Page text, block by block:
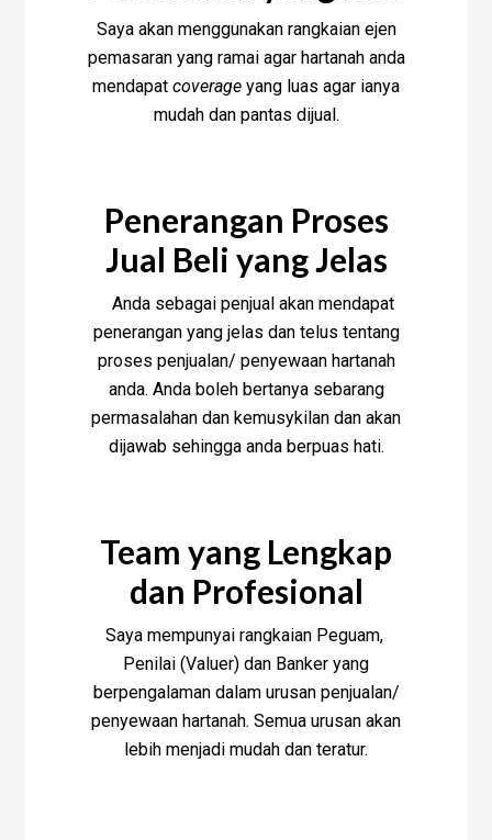
Saya akan menggunakan rangkaian ejen
pemasaran yang ramai agar hartanah anda
mendapat coverage yang luas agar ianya
mudah dan pantas dijual.
Penerangan Proses
Jual Beli yang Jelas
Anda sebagai penjual akan mendapat
penerangan yang jelas dan telus tentang
proses penjualan/ penyewaan hartanah
anda. Anda boleh bertanya sebarang
permasalahan dan kemusykilan dan akan
dijawab sehingga anda berpuas hati.
Team yang Lengkap
dan Profesional
Saya mempunyai rangkaian Peguam,
Penilai (Valuer) dan Banker yang
berpengalaman dalam urusan penjualan/
penyewaan hartanah. Semua urusan akan
lebih menjadi mudah dan teratur.